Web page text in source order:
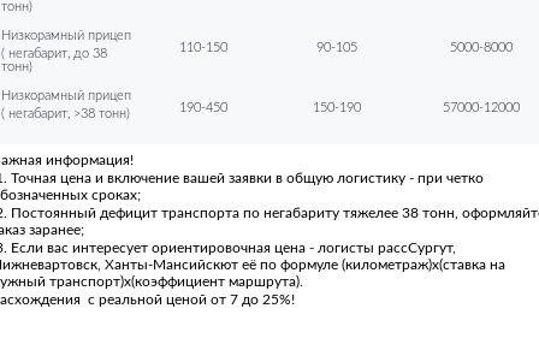
тонн)
Низкорамный прицеп
( негабарит, до 38
тонн)
110-150 90-105 5000-8000
Низкорамный прицеп
( негабарит, >38 тонн)
190-450 150-190 57000-12000
информация!
Точная цена и включение вашей заявки в общую логистику - при четко
сроках;
Постоянный дефицит транспорта по негабариту тяжелее 38 тонн,
заранее;
Если вас интересует ориентировочная цена - логисты рассСургут,
Ханты-Мансийскют её по формуле (километраж)х(ставка на
транспорт)х(коэффициент маршрута).
с реальной ценой от 7 до 25%!